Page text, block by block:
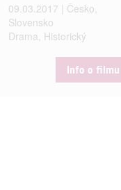
09.03.2017 | Česko,
Slovensko
Drama, Historický
Info o filmu